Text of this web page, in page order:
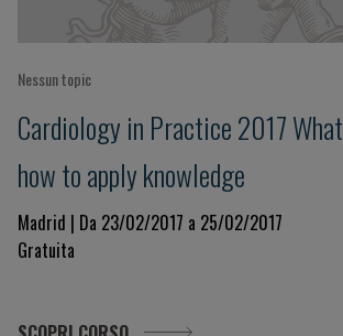
Nessun topic
Cardiology in Practice 2017
how to apply knowledge
Madrid | Da 23/02/2017 a 25/02/2017
Gratuita